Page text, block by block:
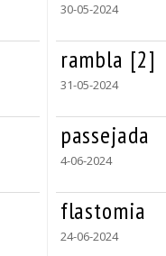
30-05-2024
rambla [2]
31-05-2024
passejada
4-06-2024
flastomia
24-06-2024